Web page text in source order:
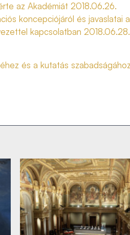
az Akadémiát 2018.06.26.
koncepciójáról és javaslatai a
kapcsolatban 2018.06.28.
és a kutatás